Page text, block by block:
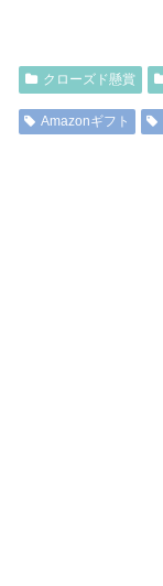
クローズド懸賞
Amazonギフト